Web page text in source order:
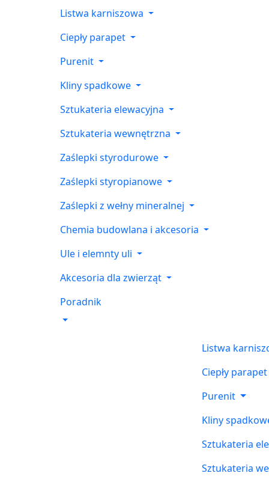
Listwa karniszowa
Ciepły parapet
Purenit
Kliny spadkowe
Sztukateria elewacyjna
Sztukateria wewnętrzna
Zaślepki styrodurowe
Zaślepki styropianowe
Zaślepki z wełny mineralnej
Chemia budowlana i akcesoria
Ule i elemnty uli
Akcesoria dla zwierząt
Poradnik
Listwa
Ciepły parapet
Purenit
Kliny
Sztukateria
Sztukateria